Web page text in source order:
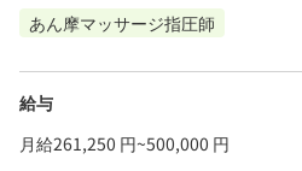
あん摩マッサージ指圧師
給与
月給261,250 円~500,000 円